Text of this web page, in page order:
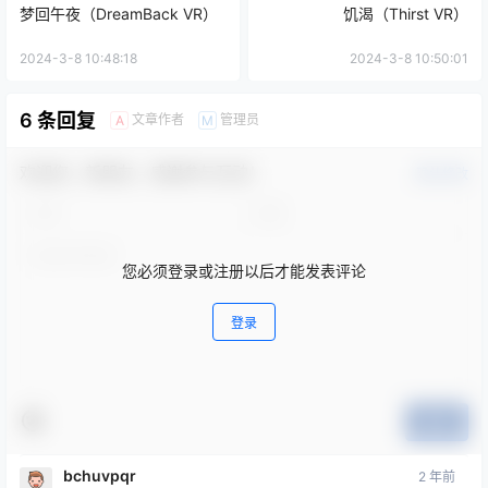
梦回午夜（DreamBack VR）
2024-3-8 10:48:18
饥渴（Thirst VR）
2024-3-8 10:50:01
6 条回复 A 文章作者 M 管理员
您必须登录或注册以后才能发表评论
登录
bchuvpqr 2 年前